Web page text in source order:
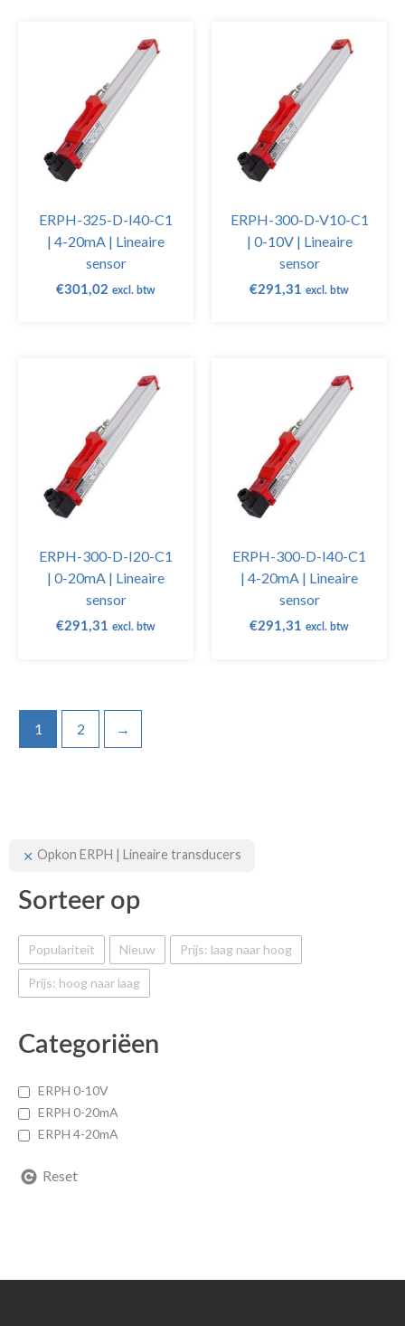
Opkon ERPH | Lineaire transducers
Sorteer op
Populariteit Nieuw Prijs: laag naar hoog
Prijs: hoog naar laag
Categoriëen
ERPH 0-10V
ERPH 0-20mA
ERPH 4-20mA
Reset
ERPH-325-D-I40-C1
| 4-20mA | Lineaire
sensor
€301,02 excl. btw
ERPH-300-D-V10-C1
| 0-10V | Lineaire
sensor
€291,31 excl. btw
ERPH-300-D-I20-C1
| 0-20mA | Lineaire
sensor
€291,31 excl. btw
ERPH-300-D-I40-C1
| 4-20mA | Lineaire
sensor
€291,31 excl. btw
1 2 →